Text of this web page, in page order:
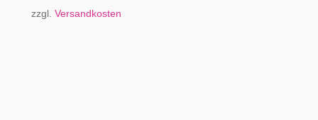
zzgl. Versandkosten